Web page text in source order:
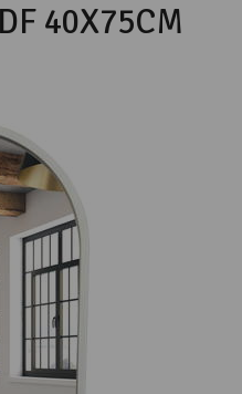
40X75CM